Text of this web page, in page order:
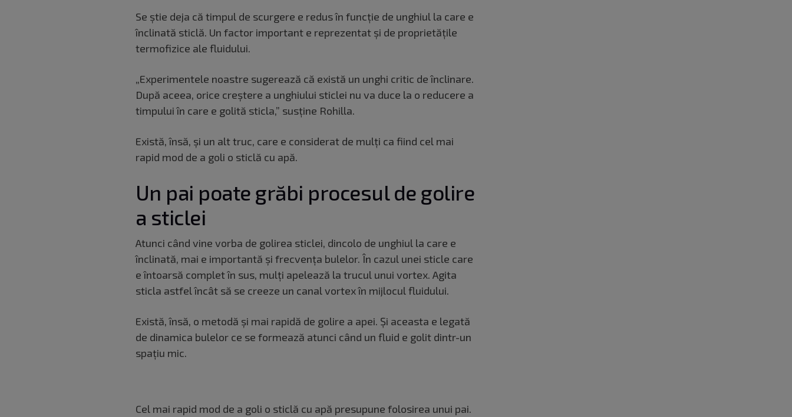
Se știe deja că timpul de scurgere e redus în funcție de unghiul la care e
înclinată sticlă. Un factor important e reprezentat și de proprietățile
termofizice ale fluidului.
„Experimentele noastre sugerează că există un unghi critic de înclinare.
După aceea, orice creștere a unghiului sticlei nu va duce la o reducere a
timpului în care e golită sticla,” susține Rohilla.
Există, însă, și un alt truc, care e considerat de mulți ca fiind cel mai
rapid mod de a goli o sticlă cu apă.
Un pai poate grăbi procesul de golire
a sticlei
Atunci când vine vorba de golirea sticlei, dincolo de unghiul la care e
înclinată, mai e importantă și frecvența bulelor. În cazul unei sticle care
e întoarsă complet în sus, mulți apelează la trucul unui vortex. Agita
sticla astfel încât să se creeze un canal vortex în mijlocul fluidului.
Există, însă, o metodă și mai rapidă de golire a apei. Și aceasta e legată
de dinamica bulelor ce se formează atunci când un fluid e golit dintr-un
spațiu mic.
Cel mai rapid mod de a goli o sticlă cu apă presupune folosirea unui pai.